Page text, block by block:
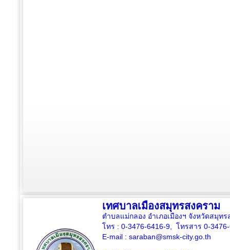
เทศบาลเมืองสมุทรสงคราม
ตำบลแม่กลอง อำเภอเมืองฯ จังหวัดสมุท
โทร : 0-3476-6416-9, โทรสาร 0-
E-mail : saraban@smsk-city.go.th